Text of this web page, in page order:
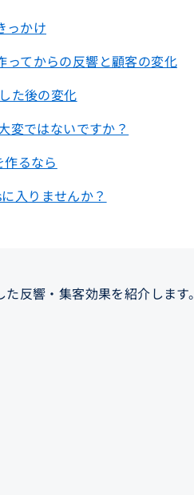
っかけ
てからの反響と顧客の変化
た後の変化
変ではないですか？
るなら
入りませんか？
反響・集客効果を紹介します。